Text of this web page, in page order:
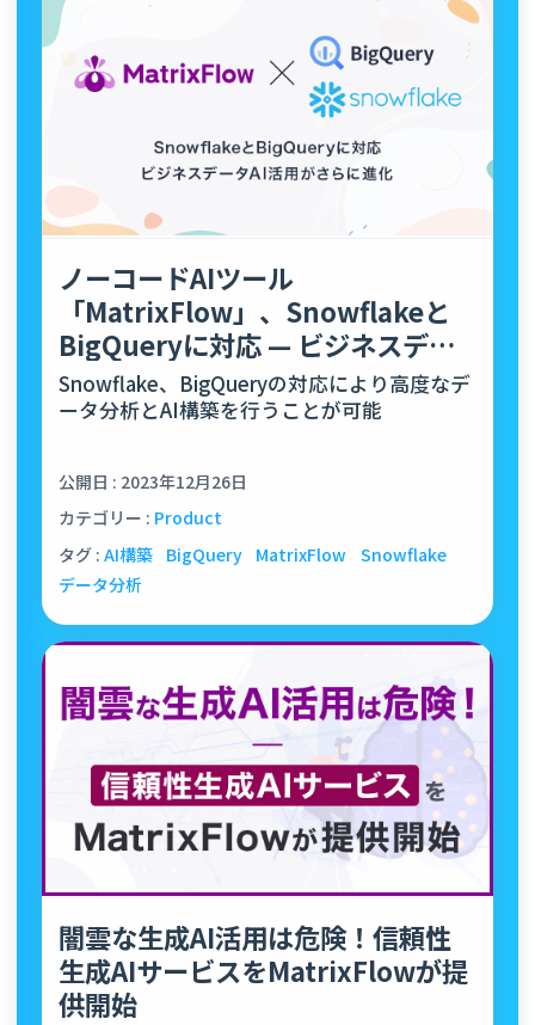
ノーコードAIツール
「MatrixFlow」、Snowflakeと
BigQueryに対応 — ビジネスデー
タAI活用がさ…
Snowflake、BigQueryの対応により高度なデ
ータ分析とAI構築を行うことが可能
公開日 : 2023年12月26日
カテゴリー : Product
タグ : AI構築 BigQuery MatrixFlow Snowflake
データ分析
闇雲な生成AI活用は危険！信頼性
生成AIサービスをMatrixFlowが提
供開始